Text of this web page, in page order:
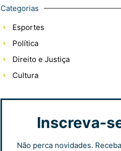
Categorias
Esportes
Política
Direito e Justiça
Cultura
Inscreva-
Não perca novidades. Receba